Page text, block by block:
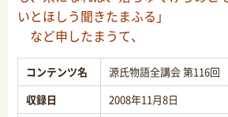
いとほしう聞きたまふる」
など申したまうて、
コンテンツ名
源氏物語全講会 第116回
収録日
2008年11月8日